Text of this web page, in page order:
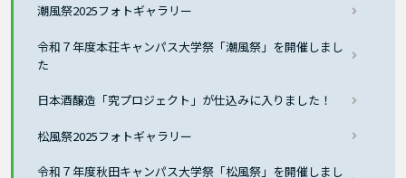
潮風祭2025フォトギャラリー
令和７年度本荘キャンパス大学祭「潮風祭」を開催しまし
た
日本酒醸造「究プロジェクト」が仕込みに入りました！
松風祭2025フォトギャラリー
令和７年度秋田キャンパス大学祭「松風祭」を開催しまし